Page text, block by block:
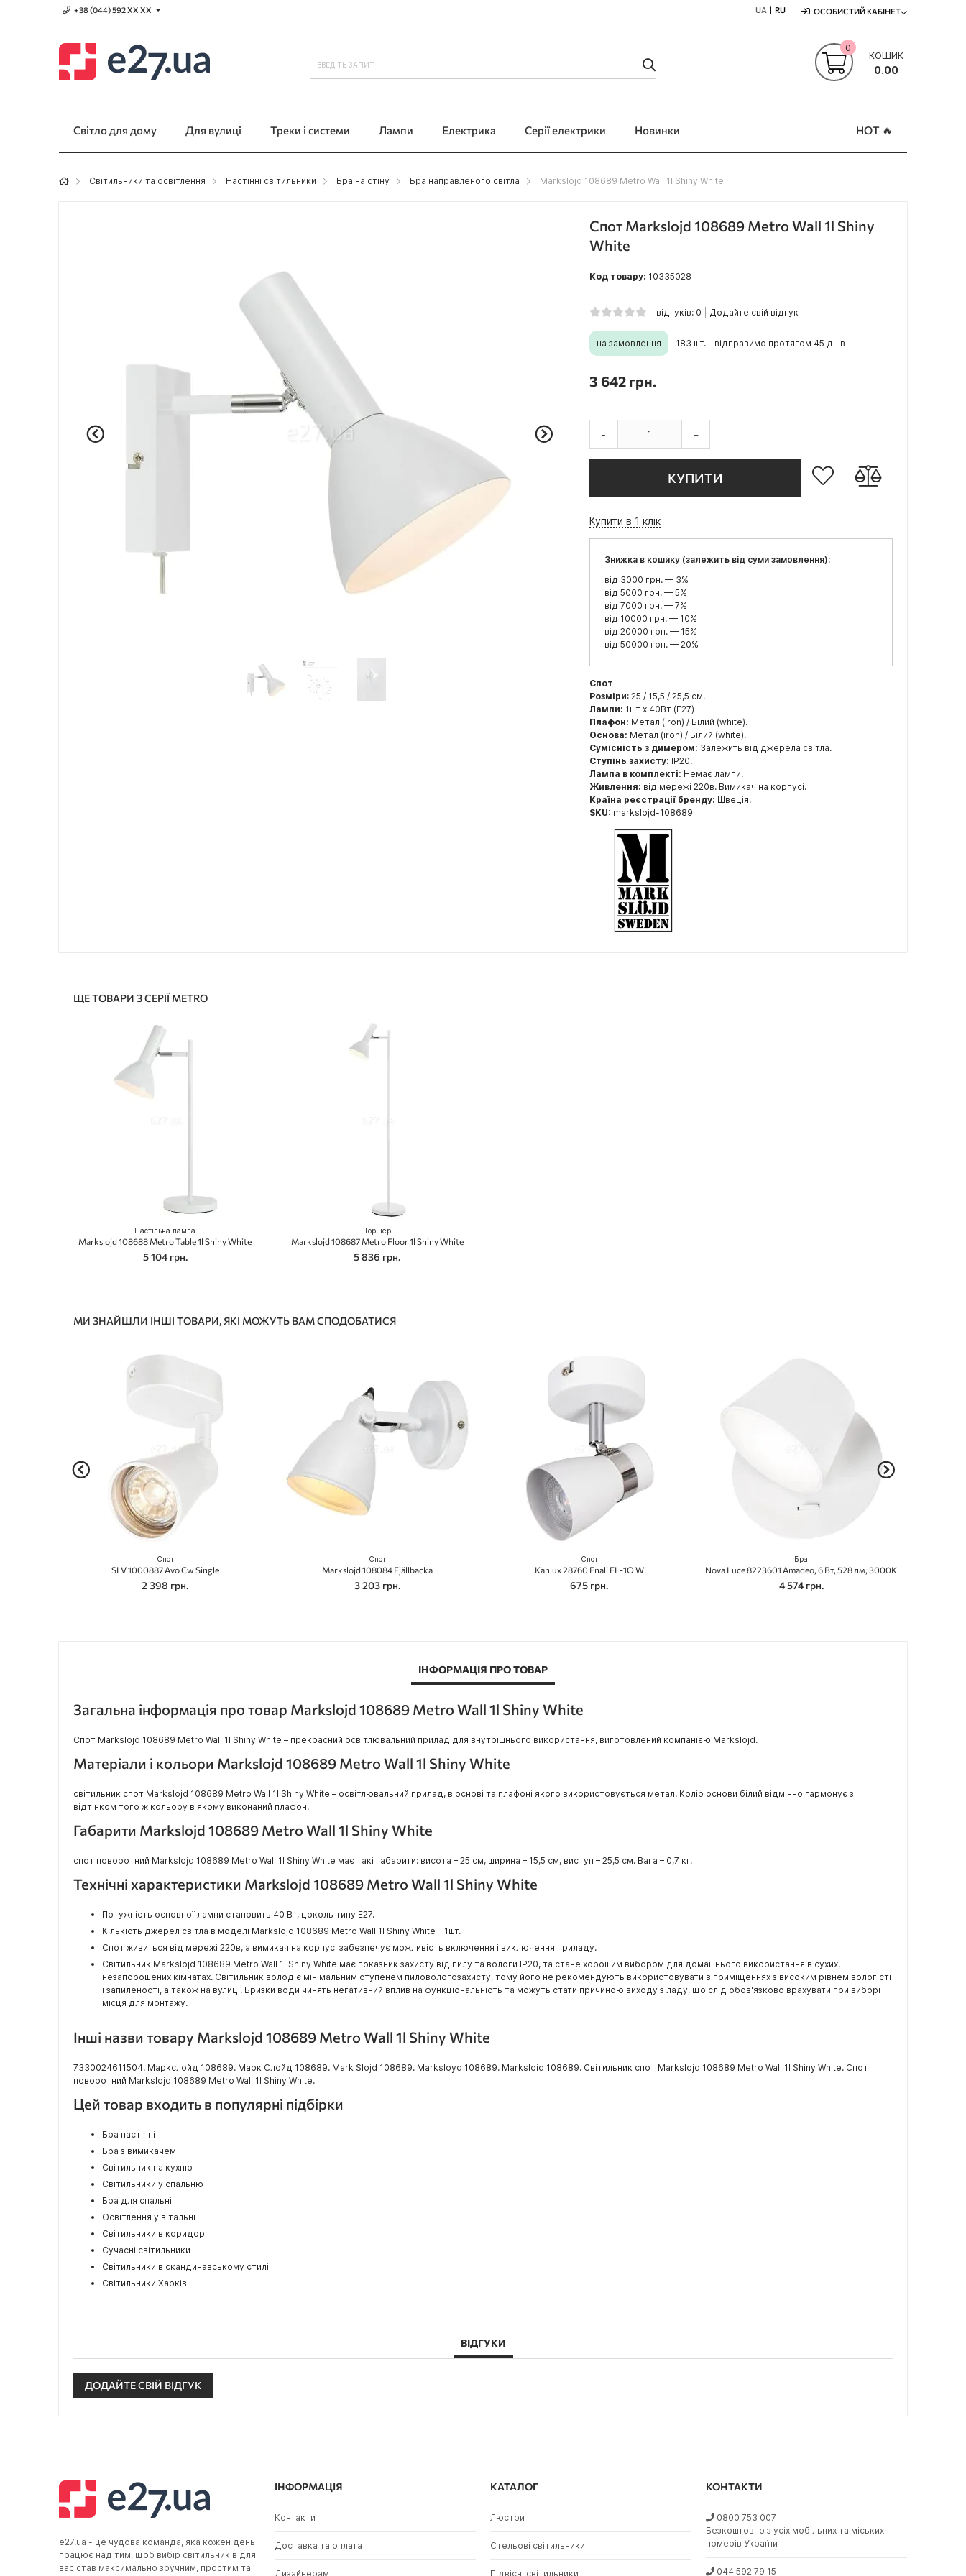
+38 (044) 592 XХ ХХ UA RU ОСОБИСТИЙ КАБІНЕТ
КОШИК
0.00
0
Світло для дому Для вулиці Треки і системи Лампи Електрика Серії електрики Новинки HOT 🔥
Світильники та освітлення Настінні світильники Бра на стіну Бра направленого світла Markslojd 108689 Metro Wall 1l Shiny White
Спот Markslojd 108689 Metro Wall 1l Shiny
White
Код товару: 10335028
відгуків: 0 Додайте свій відгук
на замовлення 183 шт. - відправимо протягом 45 днів
3 642 грн.
- +
КУПИТИ
Купити в 1 клік
Знижка в кошику (залежить від суми замовлення):
від 3000 грн. — 3%
від 5000 грн. — 5%
від 7000 грн. — 7%
від 10000 грн. — 10%
від 20000 грн. — 15%
від 50000 грн. — 20%
Спот
Розміри: 25 / 15,5 / 25,5 см.
Лампи: 1шт x 40Вт (E27)
Плафон: Метал (iron) / Білий (white).
Основа: Метал (iron) / Білий (white).
Сумісність з димером: Залежить від джерела світла.
Ступінь захисту: IP20.
Лампа в комплекті: Немає лампи.
Живлення: від мережі 220в. Вимикач на корпусі.
Країна реєстрації бренду: Швеція.
SKU: markslojd-108689
ЩЕ ТОВАРИ З СЕРІЇ METRO
Настільна лампа
Markslojd 108688 Metro Table 1l Shiny White
5 104 грн.
Торшер
Markslojd 108687 Metro Floor 1l Shiny White
5 836 грн.
МИ ЗНАЙШЛИ ІНШІ ТОВАРИ, ЯКІ МОЖУТЬ ВАМ СПОДОБАТИСЯ
Спот
SLV 1000887 Avo Cw Single
2 398 грн.
Спот
Markslojd 108084 Fjällbacka
3 203 грн.
Спот
Kanlux 28760 Enali EL-1O W
675 грн.
Бра
Nova Luce 8223601 Amadeo, 6 Вт, 528 лм, 3000K
4 574 грн.
ІНФОРМАЦІЯ ПРО ТОВАР
Загальна інформація про товар Markslojd 108689 Metro Wall 1l Shiny White
Спот Markslojd 108689 Metro Wall 1l Shiny White – прекрасний освітлювальний прилад для внутрішнього використання, виготовлений компанією Markslojd.
Матеріали і кольори Markslojd 108689 Metro Wall 1l Shiny White
світильник спот Markslojd 108689 Metro Wall 1l Shiny White – освітлювальний прилад, в основі та плафоні якого використовується метал. Колір основи білий відмінно гармонує з
відтінком того ж кольору в якому виконаний плафон.
Габарити Markslojd 108689 Metro Wall 1l Shiny White
спот поворотний Markslojd 108689 Metro Wall 1l Shiny White має такі габарити: висота – 25 см, ширина – 15,5 см, виступ – 25,5 см. Вага – 0,7 кг.
Технічні характеристики Markslojd 108689 Metro Wall 1l Shiny White
Потужність основної лампи становить 40 Вт, цоколь типу E27.
Кількість джерел світла в моделі Markslojd 108689 Metro Wall 1l Shiny White – 1шт.
Спот живиться від мережі 220в, а вимикач на корпусі забезпечує можливість включення і виключення приладу.
Світильник Markslojd 108689 Metro Wall 1l Shiny White має показник захисту від пилу та вологи IP20, та стане хорошим вибором для домашнього використання в сухих,
незапорошених кімнатах. Світильник володіє мінімальним ступенем пиловологозахисту, тому його не рекомендують використовувати в приміщеннях з високим рівнем вологісті
і запиленості, а також на вулиці. Бризки води чинять негативний вплив на функціональність та можуть стати причиною виходу з ладу, що слід обов'язково врахувати при виборі
місця для монтажу.
Інші назви товару Markslojd 108689 Metro Wall 1l Shiny White
7330024611504. Маркслойд 108689. Марк Слойд 108689. Mark Slojd 108689. Marksloyd 108689. Marksloid 108689. Світильник спот Markslojd 108689 Metro Wall 1l Shiny White. Спот
поворотний Markslojd 108689 Metro Wall 1l Shiny White.
Цей товар входить в популярні підбірки
Бра настінні
Бра з вимикачем
Світильник на кухню
Світильники у спальню
Бра для спальні
Освітлення у вітальні
Світильники в коридор
Сучасні світильники
Світильники в скандинавському стилі
Світильники Харків
ВІДГУКИ
ДОДАЙТЕ СВІЙ ВІДГУК
e27.ua - це чудова команда, яка кожен день
працює над тим, щоб вибір світильників для
вас став максимально зручним, простим та
ІНФОРМАЦІЯ
Контакти
Доставка та оплата
Дизайнерам
КАТАЛОГ
Люстри
Стельові світильники
Підвісні світильники
КОНТАКТИ
0800 753 007
Безкоштовно з усіх мобільних та міських
номерів України
044 592 79 15